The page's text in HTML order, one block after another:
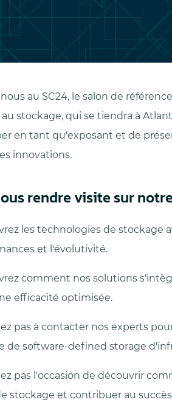
au SC24, le salon de
stockage, qui se tiendra à
en tant qu'exposant et de
innovations.
rendre visite sur
les technologies de stockage
et l'évolutivité.
comment nos solutions
efficacité optimisée.
pas à contacter nos experts
de software-defined storage
pas l'occasion de découvrir
stockage et contribuer au